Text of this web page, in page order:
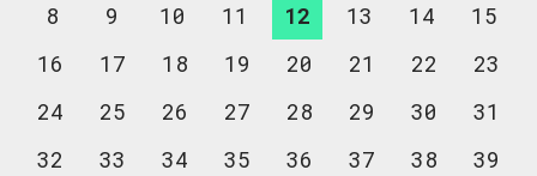
8
9 10 11 12 13 14
15
16
17 18 19 20 21 22
23
24
25 26 27 28 29 30
31
32
33 34 35 36 37 38
39